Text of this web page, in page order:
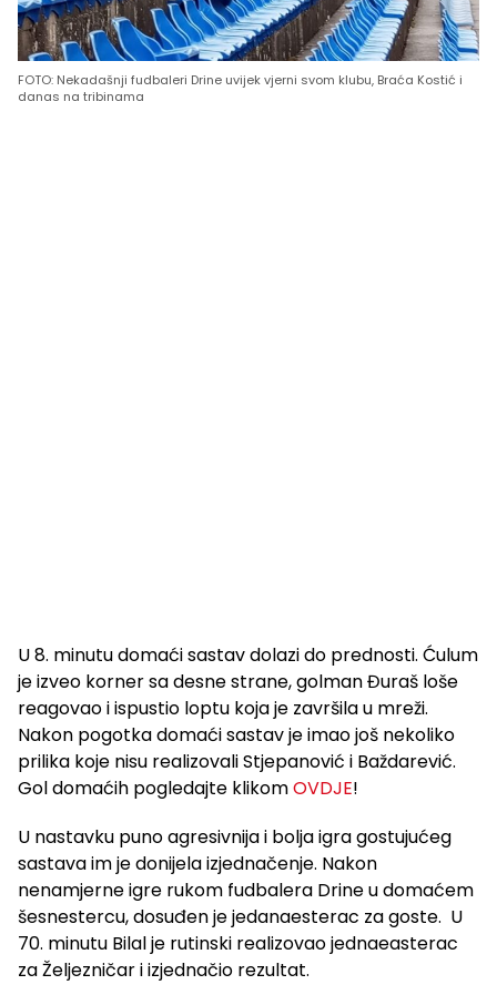
FOTO: Nekadašnji fudbaleri Drine uvijek vjerni svom klubu, Braća Kostić i
danas na tribinama
U 8. minutu domaći sastav dolazi do prednosti. Ćulum
je izveo korner sa desne strane, golman Đuraš loše
reagovao i ispustio loptu koja je završila u mreži.
Nakon pogotka domaći sastav je imao još nekoliko
prilika koje nisu realizovali Stjepanović i Baždarević.
Gol domaćih pogledajte klikomOVDJE!
U nastavku puno agresivnija i bolja igra gostujućeg
sastava im je donijela izjednačenje. Nakon
nenamjerne igre rukom fudbalera Drine u domaćem
šesnestercu, dosuđen je jedanaesterac za goste. U
70. minutu Bilal je rutinski realizovao jednaeasterac
za Željezničar i izjednačio rezultat.